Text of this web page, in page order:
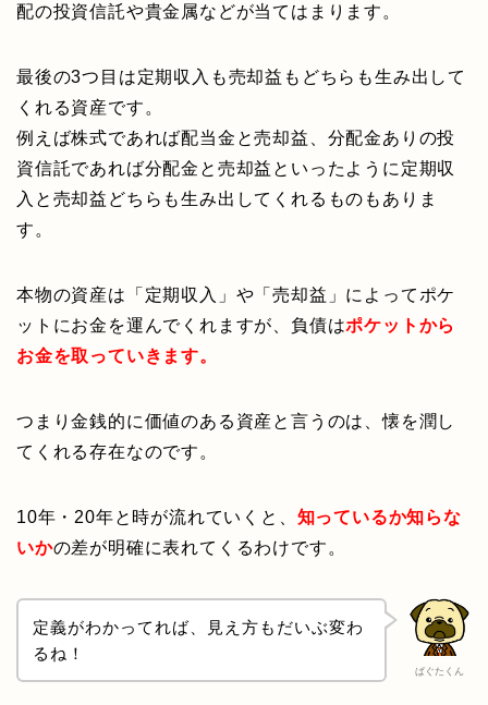
配の投資信託や貴金属などが当てはまります。
最後の3つ目は定期収入も売却益もどちらも生み出して
くれる資産です。
例えば株式であれば配当金と売却益、分配金ありの投
資信託であれば分配金と売却益といったように定期収
入と売却益どちらも生み出してくれるものもありま
す。
本物の資産は「定期収入」や「売却益」によってポケ
ットにお金を運んでくれますが、負債はポケットから
お金を取っていきます。
つまり金銭的に価値のある資産と言うのは、懐を潤し
てくれる存在なのです。
10年・20年と時が流れていくと、 知っているか知らな
いかの差が明確に表れてくるわけです。
ぱぐたくん
定義がわかってれば、見え方もだいぶ変わ
るね！